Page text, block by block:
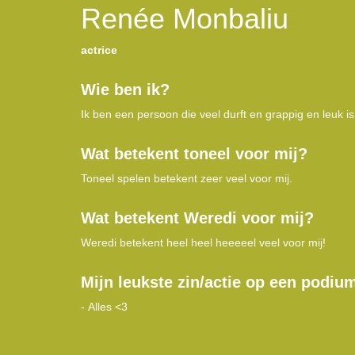
Renée Monbaliu
actrice
Wie ben ik?
Ik ben een persoon die veel durft en grappig en leuk
Wat betekent toneel voor mij?
Toneel spelen betekent zeer veel voor mij.
Wat betekent Weredi voor mij?
Weredi betekent heel heel heeeeel veel voor mij!
Mijn leukste zin/actie op een
- Alles <3